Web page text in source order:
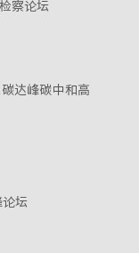
察论坛
达峰碳中和高
论坛